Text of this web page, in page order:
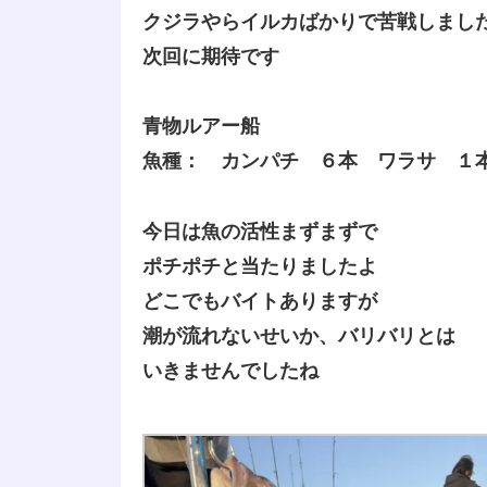
クジラやらイルカばかりで苦戦しまし
次回に期待です
青物ルアー船
魚種： カンパチ ６本 ワラサ １
今日は魚の活性まずまずで
ポチポチと当たりましたよ
どこでもバイトありますが
潮が流れないせいか、バリバリとは
いきませんでしたね